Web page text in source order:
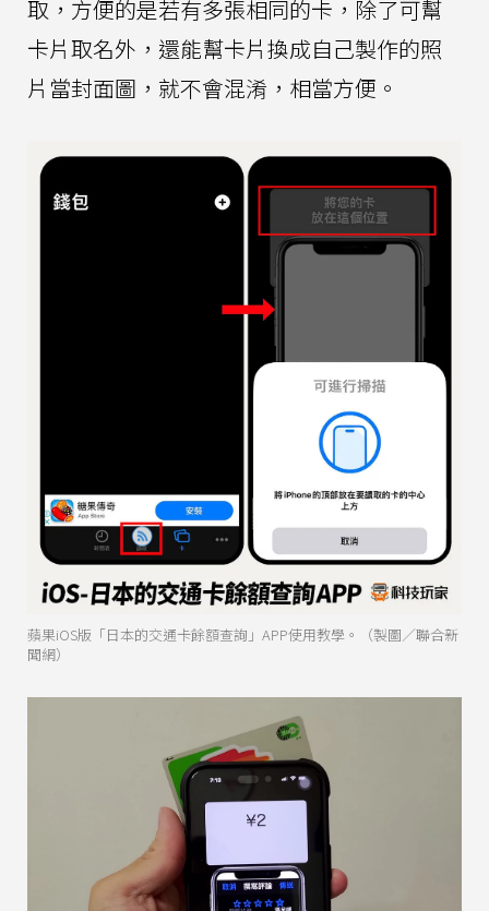
取，方便的是若有多張相同的卡，除了可幫
卡片取名外，還能幫卡片換成自己製作的照
片當封面圖，就不會混淆，相當方便。
蘋果iOS版「日本的交通卡餘額查詢」APP使用教學。（製圖／聯合新
聞網）